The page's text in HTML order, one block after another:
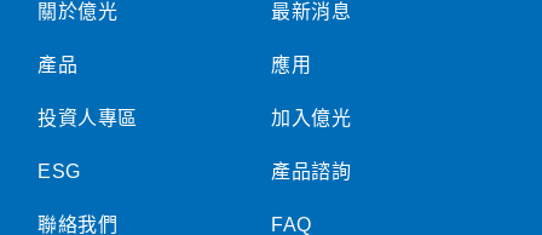
關於億光
產品
投資人專區
ESG
聯絡我們
最新消息
應用
加入億光
產品諮詢
FAQ